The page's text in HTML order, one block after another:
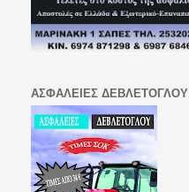
ΑΣΦΑΛΕΙΕΣ ΔΕΒΛΕΤΟΓΛΟΥ